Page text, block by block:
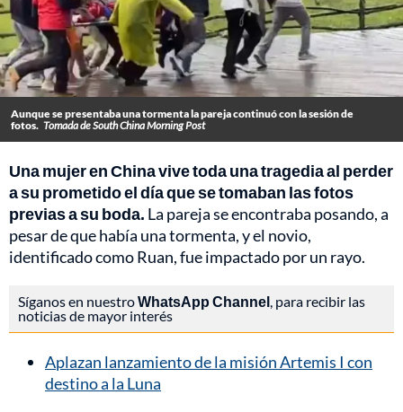
Aunque se presentaba una tormenta la pareja continuó con la sesión de
fotos. Tomada de South China Morning Post
Una mujer en China vive toda una tragedia al perder
a su prometido el día que se tomaban las fotos
previas a su boda. La pareja se encontraba posando, a
pesar de que había una tormenta, y el novio,
identificado como Ruan, fue impactado por un rayo.
Síganos en nuestroWhatsApp Channel, para recibir las
noticias de mayor interés
Aplazan lanzamiento de la misión Artemis I con
destino a la Luna